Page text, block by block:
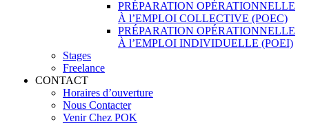
PRÉPARATION OPÉRATIONNELLE
À l’EMPLOI COLLECTIVE (POEC)
PRÉPARATION OPÉRATIONNELLE
À l’EMPLOI INDIVIDUELLE (POEI)
Stages
Freelance
CONTACT
Horaires d’ouverture
Nous Contacter
Venir Chez POK